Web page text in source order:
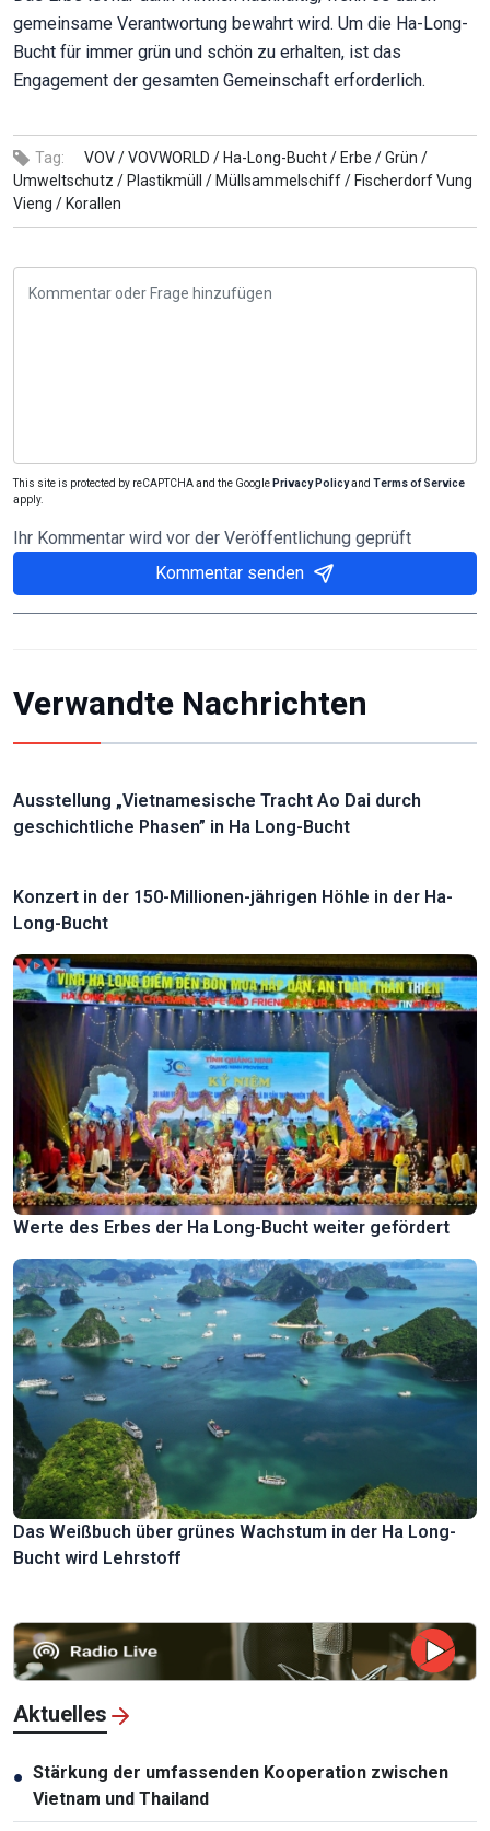
gemeinsame Verantwortung bewahrt wird. Um die Ha-Long-
Bucht für immer grün und schön zu erhalten, ist das
Engagement der gesamten Gemeinschaft erforderlich.
Tag: VOV /VOVWORLD /Ha-Long-Bucht /Erbe /Grün /
Umweltschutz /Plastikmüll /Müllsammelschiff /Fischerdorf Vung
Vieng /Korallen
This site is protected by reCAPTCHA and the Google Privacy Policyand Terms of Service
apply.
Ihr Kommentar wird vor der Veröffentlichung geprüft
Kommentar senden
Verwandte Nachrichten
Ausstellung „Vietnamesische Tracht Ao Dai durch
geschichtliche Phasen” in Ha Long-Bucht
Konzert in der 150-Millionen-jährigen Höhle in der Ha-
Long-Bucht
Werte des Erbes der Ha Long-Bucht weiter gefördert
Das Weißbuch über grünes Wachstum in der Ha Long-
Bucht wird Lehrstoff
Aktuelles
● Stärkung der umfassenden Kooperation zwischen
Vietnam und Thailand